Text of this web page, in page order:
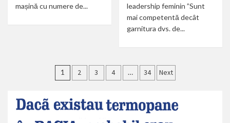
mașină cu numere de...
leadership feminin ”Sunt
mai competentă decât
garnitura dvs. de...
Paginație
1 2 3 4 … 34 Next